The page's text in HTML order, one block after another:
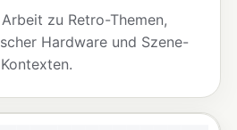
zu Retro-Themen,
Hardware und Szene-
Kontexten.